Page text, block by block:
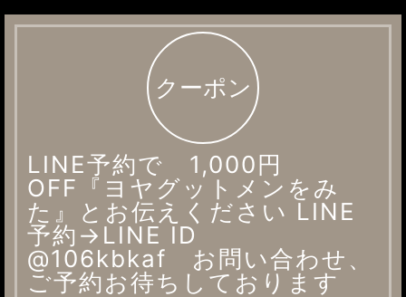
クーポン
LINE予約で 1,000円
OFF『ヨヤグットメンをみ
た』とお伝えください LINE
予約→LINE ID
@106kbkaf お問い合わせ、
ご予約お待ちしております